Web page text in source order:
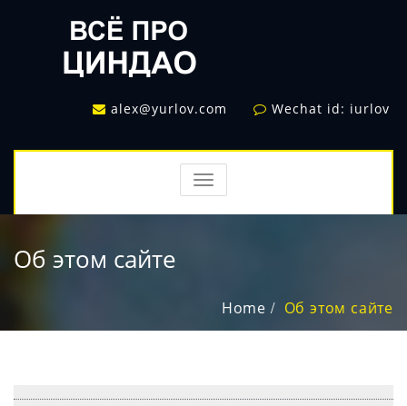
alex@yurlov.com Wechat id: iurlov
TOGGLE
NAVIGATION
Об этом сайте
Home Об этом сайте